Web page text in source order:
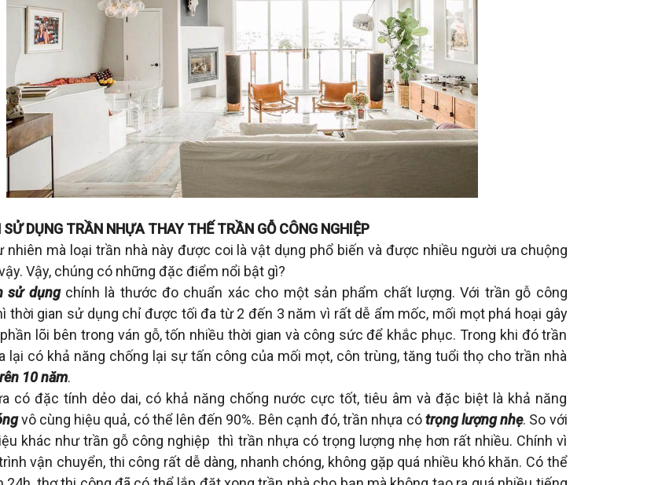
DỤNG TRẦN NHỰA THAY THẾ TRẦN GỖ CÔNG NGHIỆP
nhiên mà loại trần nhà này được coi là vật dụng phổ biến và được nhiều người ưa chuộng
Vậy, chúng có những đặc điểm nổi bật gì?
sử dụngchính là thước đo chuẩn xác cho một sản phẩm chất lượng. Với trần gỗ công
thời gian sử dụng chỉ được tối đa từ 2 đến 3 năm vì rất dễ ẩm mốc, mối mọt phá hoại gây
lõi bên trong ván gỗ, tốn nhiều thời gian và công sức để khắc phục. Trong khi đó trần
lại có khả năng chống lại sự tấn công của mối mọt, côn trùng, tăng tuổi thọ cho trần nhà
10 năm.
có đặc tính dẻo dai, có khả năng chống nước cực tốt, tiêu âm và đặc biệt là khả năng
vô cùng hiệu quả, có thể lên đến 90%. Bên cạnh đó, trần nhựa cótrọng lượng nhẹ. So với
khác như trần gỗ công nghiệp thì trần nhựa có trọng lượng nhẹ hơn rất nhiều. Chính vì
vận chuyển, thi công rất dễ dàng, nhanh chóng, không gặp quá nhiều khó khăn. Có thể